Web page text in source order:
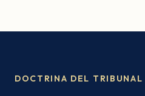
DOCTRINA DEL TRIBUNAL